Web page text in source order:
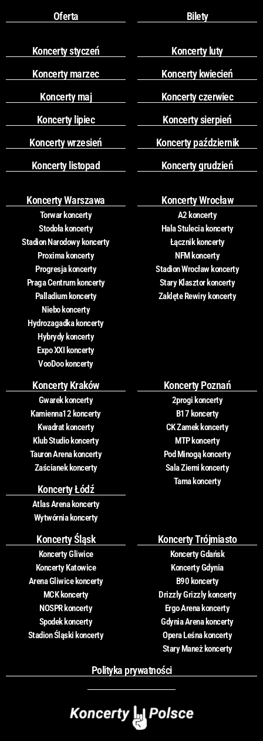
Oferta
Bilety
Koncerty styczeń
Koncerty luty
Koncerty marzec
Koncerty kwiecień
Koncerty maj
Koncerty czerwiec
Koncerty lipiec
Koncerty sierpień
Koncerty wrzesień
Koncerty październik
Koncerty listopad
Koncerty grudzień
Koncerty Warszawa
Torwar koncerty
Stodoła koncerty
Stadion Narodowy koncerty
Proxima koncerty
Progresja koncerty
Praga Centrum koncerty
Palladium koncerty
Niebo koncerty
Hydrozagadka koncerty
Hybrydy koncerty
Expo XXI koncerty
VooDoo koncerty
Koncerty Wrocław
A2 koncerty
Hala Stulecia koncerty
Łącznik koncerty
NFM koncerty
Stadion Wrocław koncerty
Stary Klasztor koncerty
Zaklęte Rewiry koncerty
Koncerty Kraków
Gwarek koncerty
Kamienna12 koncerty
Kwadrat koncerty
Klub Studio koncerty
Tauron Arena koncerty
Zaścianek koncerty
Koncerty Łódź
Atlas Arena koncerty
Wytwórnia koncerty
Koncerty Poznań
2progi koncerty
B17 koncerty
CK Zamek koncerty
MTP koncerty
Pod Minogą koncerty
Sala Ziemi koncerty
Tama koncerty
Koncerty Śląsk
Koncerty Gliwice
Koncerty Katowice
Arena Gliwice koncerty
MCK koncerty
NOSPR koncerty
Spodek koncerty
Stadion Śląski koncerty
Koncerty Trójmiasto
Koncerty Gdańsk
Koncerty Gdynia
B90 koncerty
Drizzly Grizzly koncerty
Ergo Arena koncerty
Gdynia Arena koncerty
Opera Leśna koncerty
Stary Maneż koncerty
Polityka prywatności